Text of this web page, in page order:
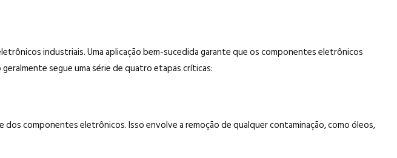
industriais. Uma aplicação bem-sucedida garante que os componentes eletrônicos
segue uma série de quatro etapas críticas:
componentes eletrônicos. Isso envolve a remoção de qualquer contaminação, como óleos,